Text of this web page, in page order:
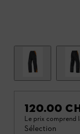
120.00
Le prix comprend
Sélection